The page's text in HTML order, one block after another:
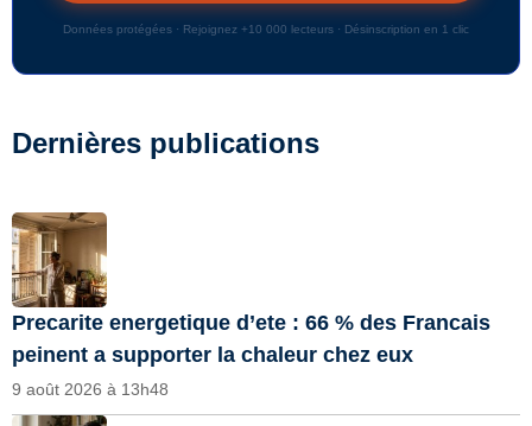
Données protégées · Rejoignez +10 000 lecteurs · Désinscription en 1 clic
Dernières publications
Precarite energetique d’ete : 66 % des Francais
peinent a supporter la chaleur chez eux
9 août 2026 à 13h48